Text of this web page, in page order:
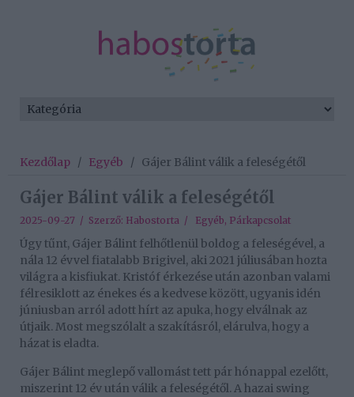
Kezdőlap / Egyéb / Gájer Bálint válik a feleségétől
Gájer Bálint válik a feleségétől
2025-09-27 / Szerző: Habostorta / Egyéb, Párkapcsolat
Úgy tűnt, Gájer Bálint felhőtlenül boldog a feleségével, a
nála 12 évvel fiatalabb Brigivel, aki 2021 júliusában hozta
világra a kisfiukat. Kristóf érkezése után azonban valami
félresiklott az énekes és a kedvese között, ugyanis idén
júniusban arról adott hírt az apuka, hogy elválnak az
útjaik. Most megszólalt a szakításról, elárulva, hogy a
házat is eladta.
Gájer Bálint meglepő vallomást tett pár hónappal ezelőtt,
miszerint 12 év után válik a feleségétől. A hazai swing